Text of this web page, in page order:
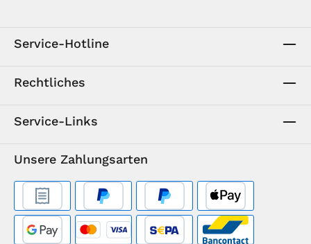
Service-Hotline
Rechtliches
Service-Links
Unsere Zahlungsarten